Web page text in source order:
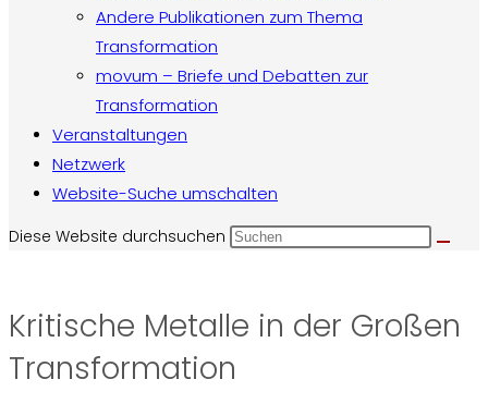
Andere Publikationen zum Thema
Transformation
movum – Briefe und Debatten zur
Transformation
Veranstaltungen
Netzwerk
Website-Suche umschalten
Diese Website durchsuchen
Kritische Metalle in der Großen
Transformation